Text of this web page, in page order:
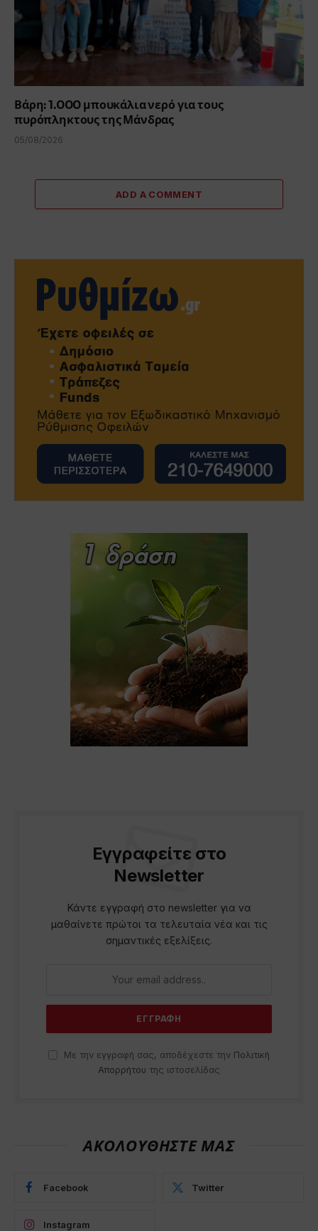
Βάρη: 1.000 μπουκάλια νερό για τους
πυρόπληκτους της Μάνδρας
05/08/2026
ADD A COMMENT
Εγγραφείτε στο
Newsletter
Κάντε εγγραφή στο newsletter για να
μαθαίνετε πρώτοι τα τελευταία νέα και τις
σημαντικές εξελίξεις.
Με την εγγραφή σας, αποδέχεστε την Πολιτική
Απορρήτου της ιστοσελίδας
ΑΚΟΛΟΥΘΗΣΤΕ ΜΑΣ
Facebook Twitter
Instagram